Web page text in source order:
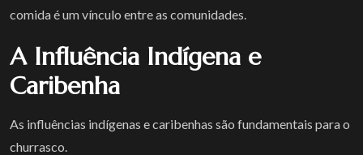
comida é um vínculo entre as comunidades.
A Influência Indígena e
Caribenha
As influências indígenas e caribenhas são fundamentais para o
churrasco.